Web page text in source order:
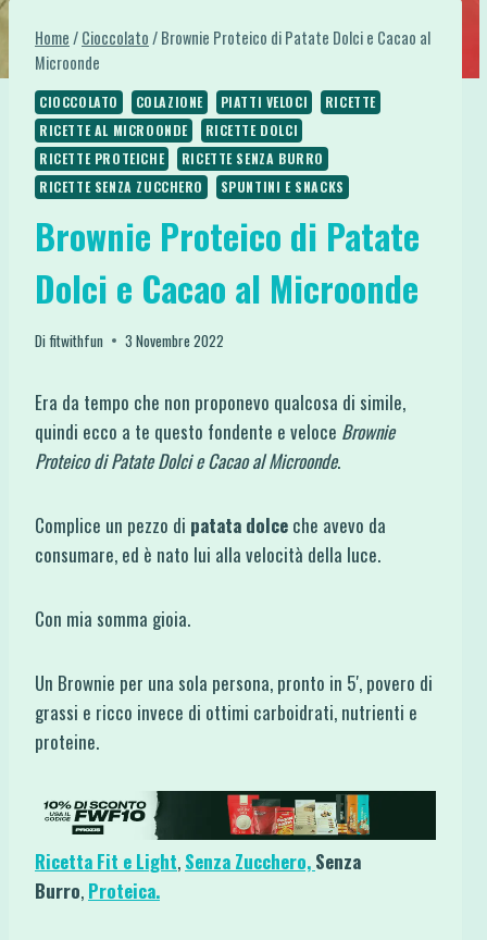
Home/Cioccolato/Brownie Proteico di Patate Dolci e Cacao al
Microonde
CIOCCOLATO COLAZIONE PIATTI VELOCI
RICETTE
RICETTE AL MICROONDE
RICETTE DOLCI
RICETTE PROTEICHE
RICETTE SENZA BURRO
RICETTE SENZA ZUCCHERO
SPUNTINI E SNACKS
Brownie Proteico di Patate
Dolci e Cacao al Microonde
Difitwithfun 3 Novembre 2022
Era da tempo che non proponevo qualcosa di simile,
quindi ecco a te questo fondente e veloce Brownie
Proteico di Patate Dolci e Cacao al Microonde.
Complice un pezzo di patata dolce che avevo da
consumare, ed è nato lui alla velocità della luce.
Con mia somma gioia.
Un Brownie per una sola persona, pronto in 5′, povero di
grassi e ricco invece di ottimi carboidrati, nutrienti e
proteine.
Ricetta Fit e Light, Senza Zucchero, Senza
Burro, Proteica.